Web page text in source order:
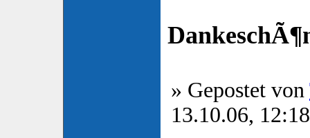
» Gepostet von
13.10.06, 12:18